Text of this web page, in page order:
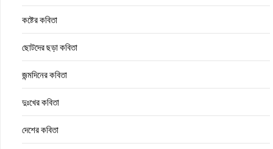
কষ্টের কবিতা
ছোটদের ছড়া কবিতা
জন্মদিনের কবিতা
দুঃখের কবিতা
দেশের কবিতা